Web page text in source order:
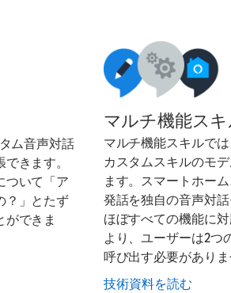
ム音声対話
きます。
ついて「ア
？」とたず
できま
マルチ機能スキ
マルチ機能スキルで
カスタムスキルのモ
ます。スマートホー
発話を独自の音声対
ほぼすべての機能に
より、ユーザーは2つ
呼び出す必要がありま
技術資料を読む